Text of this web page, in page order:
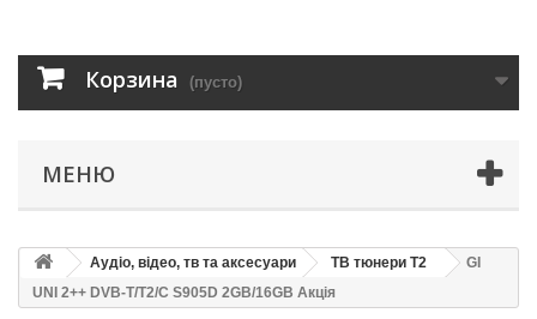
Корзина (пусто)
МЕНЮ
Аудіо, відео, тв та аксесуари ТВ тюнери Т2
GI
UNI 2++ DVB-T/T2/C S905D 2GB/16GB Акція